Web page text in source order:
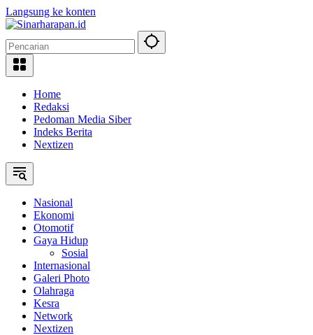
Langsung ke konten
Home
Redaksi
Pedoman Media Siber
Indeks Berita
Nextizen
Nasional
Ekonomi
Otomotif
Gaya Hidup
Sosial
Internasional
Galeri Photo
Olahraga
Kesra
Network
Nextizen